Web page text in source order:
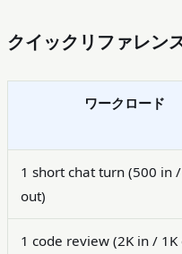
クイックリファレン
ワークロード
1 short chat turn (500 in
out)
1 code review (2K in / 1K